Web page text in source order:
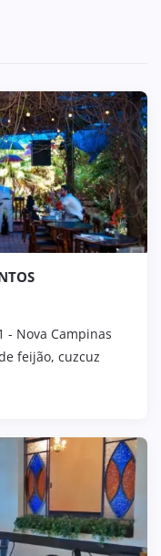
- Nova Campinas
feijão, cuzcuz